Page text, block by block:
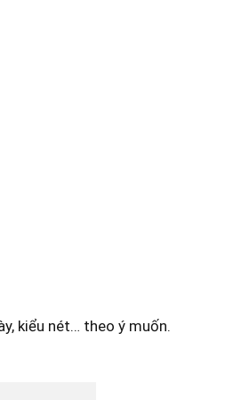
kiểu nét… theo ý muốn.